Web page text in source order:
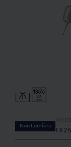
Non Lumière